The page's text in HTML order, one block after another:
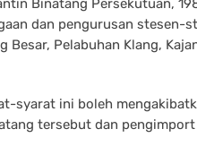
Binatang Persekutuan,
dan pengurusan stesen-
Besar, Pelabuhan Klang,
syarat ini boleh
tersebut dan